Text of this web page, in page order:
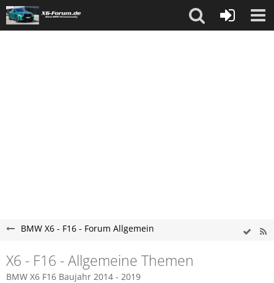
BMW X6 - F16 - Forum Allgemein
X6 - F16 - Allgemeine Themen
BMW X6 F16 Baujahr 2014 - 2019